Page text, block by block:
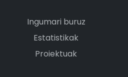
Ingumari buruz
Estatistikak
Proiektuak